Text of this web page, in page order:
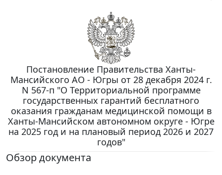
Постановление Правительства Ханты-
Мансийского АО - Югры от 28 декабря 2024 г.
N 567-п "О Территориальной программе
государственных гарантий бесплатного
оказания гражданам медицинской помощи в
Ханты-Мансийском автономном округе - Югре
на 2025 год и на плановый период 2026 и 2027
годов"
Обзор документа